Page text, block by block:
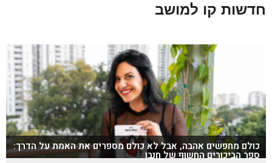
חדשות קו למושב
כולם מחפשים אהבה, אבל לא כולם מספרים את האמת על הדרך:
ספר הביכורים החשוף של חנבו